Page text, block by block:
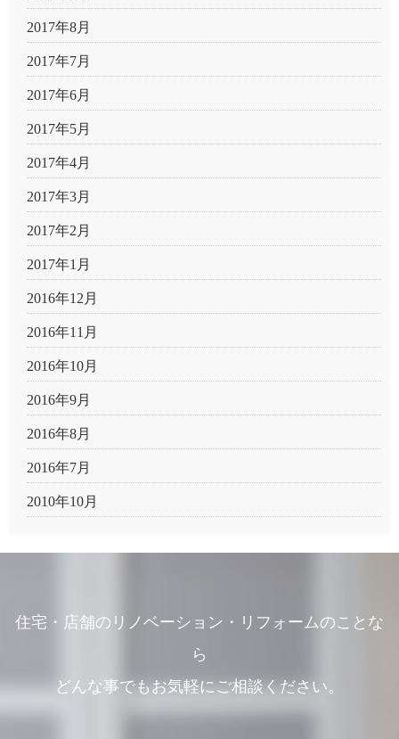
2017年8月
2017年7月
2017年6月
2017年5月
2017年4月
2017年3月
2017年2月
2017年1月
2016年12月
2016年11月
2016年10月
2016年9月
2016年8月
2016年7月
2010年10月
住宅・店舗のリノベーション・リフォームのことな
ら
どんな事でもお気軽にご相談ください。